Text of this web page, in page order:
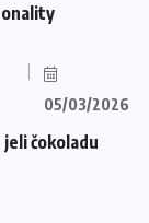
05/03/2026
čokoladu